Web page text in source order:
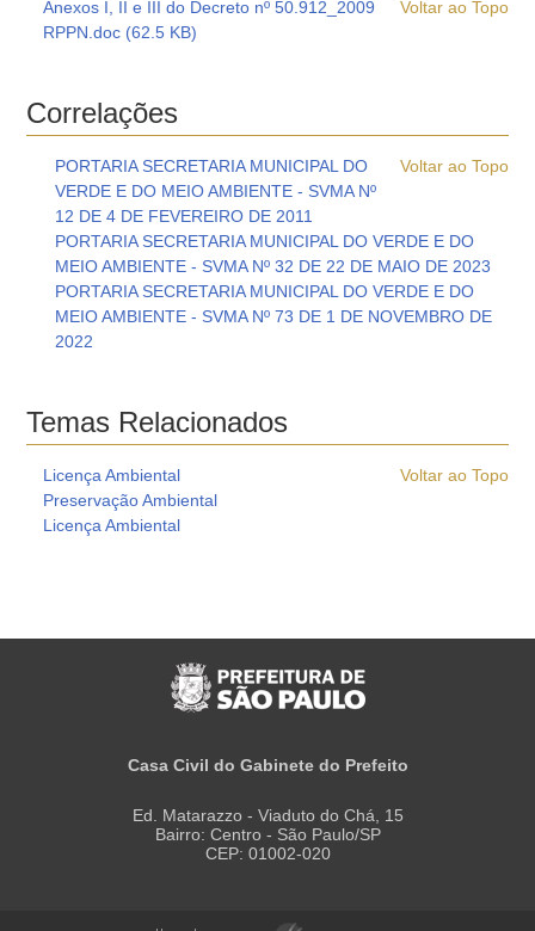
Voltar ao Topo
Anexos I, II e III do Decreto nº 50.912_2009
RPPN.doc (62.5 KB)
Correlações
Voltar ao Topo
PORTARIA SECRETARIA MUNICIPAL DO
VERDE E DO MEIO AMBIENTE - SVMA Nº
12 DE 4 DE FEVEREIRO DE 2011
PORTARIA SECRETARIA MUNICIPAL DO VERDE E DO
MEIO AMBIENTE - SVMA Nº 32 DE 22 DE MAIO DE 2023
PORTARIA SECRETARIA MUNICIPAL DO VERDE E DO
MEIO AMBIENTE - SVMA Nº 73 DE 1 DE NOVEMBRO DE
2022
Temas Relacionados
Voltar ao Topo
Licença Ambiental
Preservação Ambiental
Licença Ambiental
Casa Civil do Gabinete do Prefeito
Ed. Matarazzo - Viaduto do Chá, 15
Bairro: Centro - São Paulo/SP
CEP: 01002-020